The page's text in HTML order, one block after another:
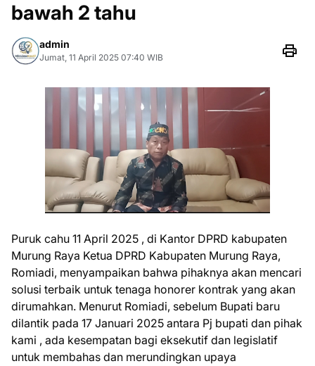
bawah 2 tahu
admin
Jumat, 11 April 2025 07:40 WIB
Puruk cahu 11 April 2025 , di Kantor DPRD kabupaten
Murung Raya Ketua DPRD Kabupaten Murung Raya,
Romiadi, menyampaikan bahwa pihaknya akan mencari
solusi terbaik untuk tenaga honorer kontrak yang akan
dirumahkan. Menurut Romiadi, sebelum Bupati baru
dilantik pada 17 Januari 2025 antara Pj bupati dan pihak
kami , ada kesempatan bagi eksekutif dan legislatif
untuk membahas dan merundingkan upaya